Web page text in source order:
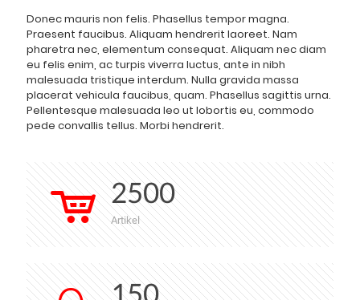
Donec mauris non felis. Phasellus tempor magna.
Praesent faucibus. Aliquam hendrerit laoreet. Nam
pharetra nec, elementum consequat. Aliquam nec diam
eu felis enim, ac turpis viverra luctus, ante in nibh
malesuada tristique interdum. Nulla gravida massa
placerat vehicula faucibus, quam. Phasellus sagittis urna.
Pellentesque malesuada leo ut lobortis eu, commodo
pede convallis tellus. Morbi hendrerit.
2500
Artikel
150